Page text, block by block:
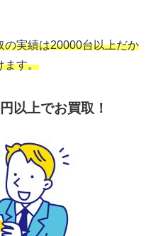
の実績は20000台以上だか
ます。
以上でお買取！